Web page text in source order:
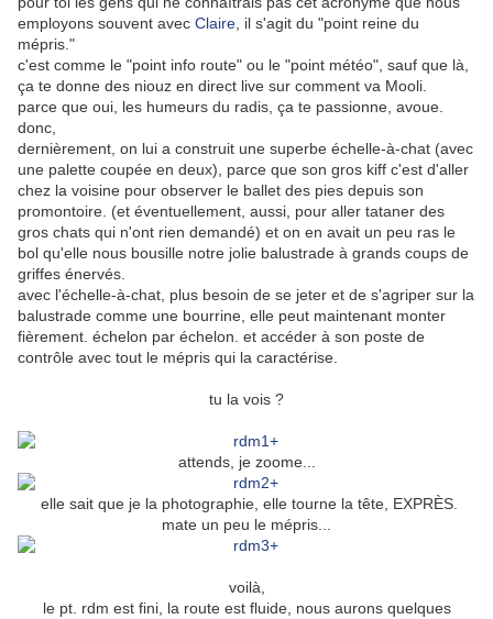
employons souvent avec Claire , il s'agit du "point reine du
mépris."
c'est comme le "point info route" ou le "point météo", sauf que là,
ça te donne des niouz en direct live sur comment va Mooli.
parce que oui, les humeurs du radis, ça te passionne, avoue.
donc,
dernièrement, on lui a construit une superbe échelle-à-chat (avec
une palette coupée en deux), parce que son gros kiff c'est d'aller
chez la voisine pour observer le ballet des pies depuis son
promontoire. (et éventuellement, aussi, pour aller tataner des
gros chats qui n'ont rien demandé) et on en avait un peu ras le
bol qu'elle nous bousille notre jolie balustrade à grands coups de
griffes énervés.
avec l'échelle-à-chat, plus besoin de se jeter et de s'agriper sur la
balustrade comme une bourrine, elle peut maintenant monter
fièrement. échelon par échelon. et accéder à son poste de
contrôle avec tout le mépris qui la caractérise.
tu la vois ?
attends, je zoome...
elle sait que je la photographie, elle tourne la tête, EXPRÈS.
mate un peu le mépris...
voilà,
le pt. rdm est fini, la route est fluide, nous aurons quelques